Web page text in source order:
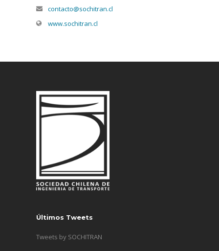
contacto@sochitran.cl
www.sochitran.cl
Últimos Tweets
Tweets by SOCHITRAN